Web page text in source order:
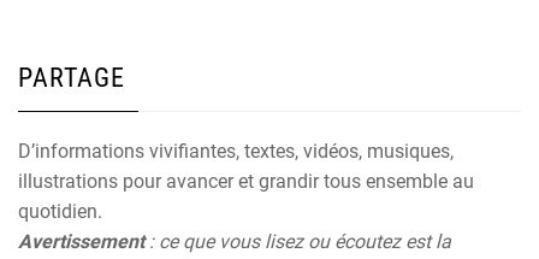
PARTAGE
D’informations vivifiantes, textes, vidéos, musiques,
illustrations pour avancer et grandir tous ensemble au
quotidien.
Avertissement: ce que vous lisez ou écoutez est la